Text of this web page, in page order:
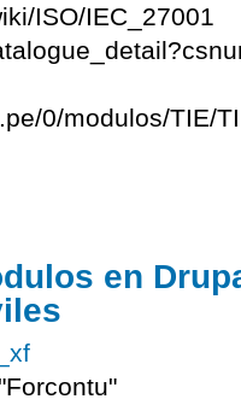
ISO/IEC_27001
0/modulos/TIE/
en